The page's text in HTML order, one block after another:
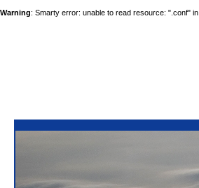
Warning: Smarty error: unable to read resource: ".conf" in